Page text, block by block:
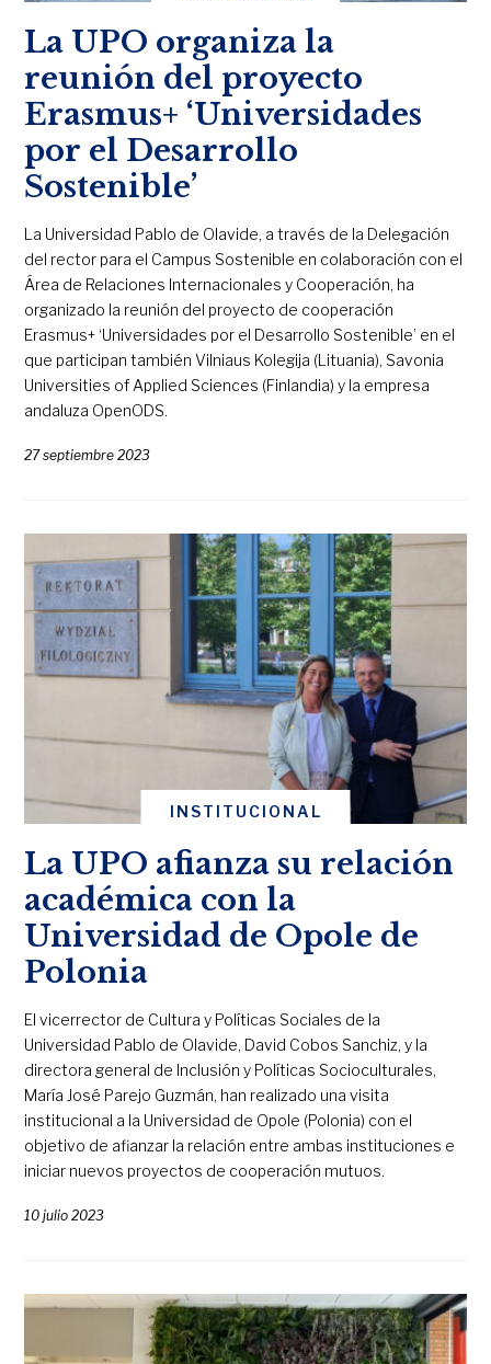
La UPO organiza la
reunión del proyecto
Erasmus+ ‘Universidades
por el Desarrollo
Sostenible’
La Universidad Pablo de Olavide, a través de la Delegación
del rector para el Campus Sostenible en colaboración con el
Área de Relaciones Internacionales y Cooperación, ha
organizado la reunión del proyecto de cooperación
Erasmus+ ‘Universidades por el Desarrollo Sostenible’ en el
que participan también Vilniaus Kolegija (Lituania), Savonia
Universities of Applied Sciences (Finlandia) y la empresa
andaluza OpenODS.
27 septiembre 2023
INSTITUCIONAL
La UPO afianza su relación
académica con la
Universidad de Opole de
Polonia
El vicerrector de Cultura y Políticas Sociales de la
Universidad Pablo de Olavide, David Cobos Sanchiz, y la
directora general de Inclusión y Políticas Socioculturales,
María José Parejo Guzmán, han realizado una visita
institucional a la Universidad de Opole (Polonia) con el
objetivo de afianzar la relación entre ambas instituciones e
iniciar nuevos proyectos de cooperación mutuos.
10 julio 2023